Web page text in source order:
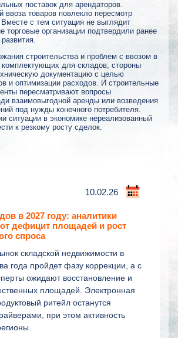
поставок для арендаторов.
ввоза товаров повлекло пересмотр
с тем ситуация не выглядит
торговые организации подтвердили ранее
строительства и проблем с ввозом в
для складов, стороны
документацию с целью
и оптимизации расходов. И строительные
пересматривают вопросы
взаимовыгодной аренды или возведения
под нужды конечного потребителя.
ситуации в экономике нереализованный
к резкому росту сделок.
10.02.26
в 2027 году: аналитики
дефицит площадей и рост
спроса
складской недвижимости в
года пройдет фазу коррекции, а с
ожидают восстановление и
площадей. Электронная
ритейл останутся
при этом активность